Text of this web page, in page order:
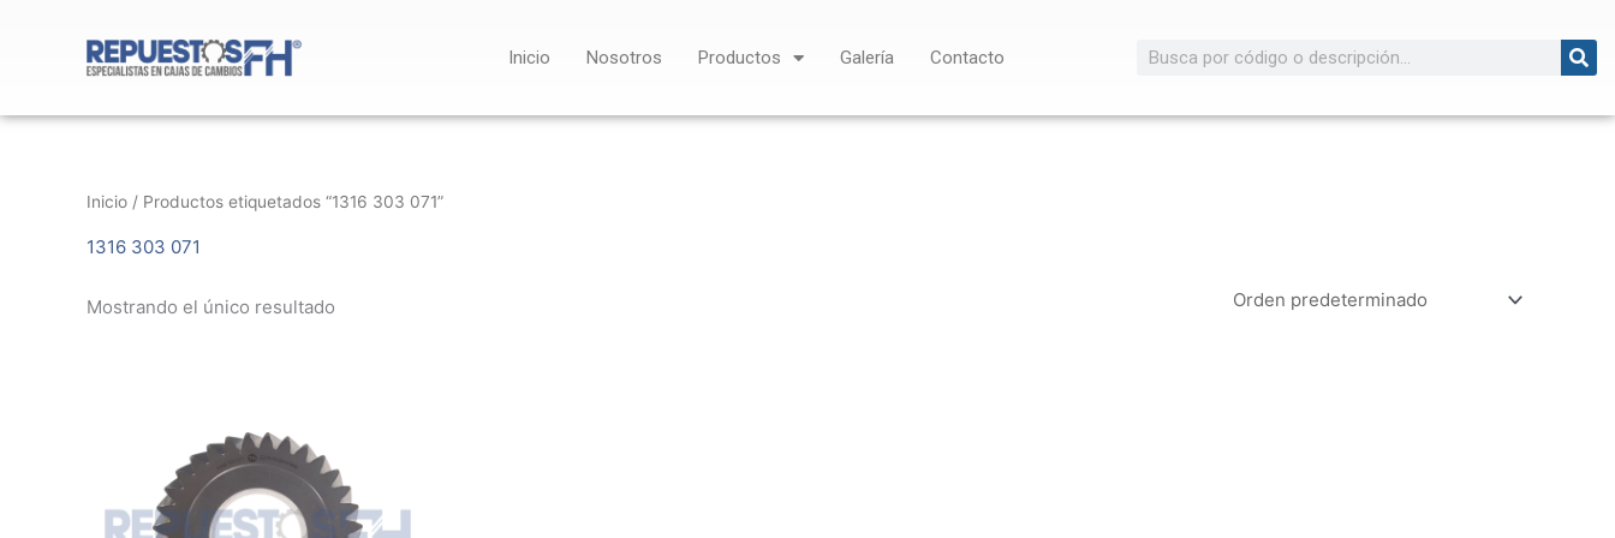
Inicio Nosotros Productos Galería Contacto Buscar
Inicio / Productos etiquetados “1316 303 071”
1316 303 071
Mostrando el único resultado